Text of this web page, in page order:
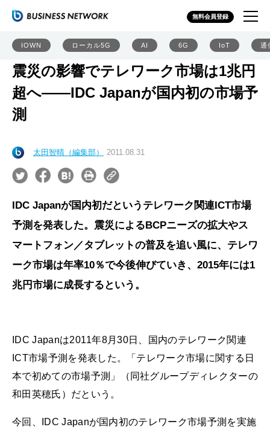
無料会員登録
IOWN ローカル5G AI 6G IoT 通
震災の影響でテレワーク市場は1兆円
超へ――IDC Japanが国内初の市場予
測
太田智晴（編集部） 2011.08.31
IDC Japanが国内初だというテレワーク関連ICT市場
予測を発表した。震災によるBCPニーズの拡大やス
マートフォン／タブレットの普及を追い風に、テレワ
ーク市場は年率10％で今後伸びていき、2015年には1
兆円市場に成長するという。
IDC Japanは2011年8月30日、国内のテレワーク関連
ICT市場予測を発表した。「テレワーク市場に関する日
本で初めての市場予測」（同社グループディレクターの
和田英穂氏）だという。
今回、IDC Japanが国内初のテレワーク市場予測を実施